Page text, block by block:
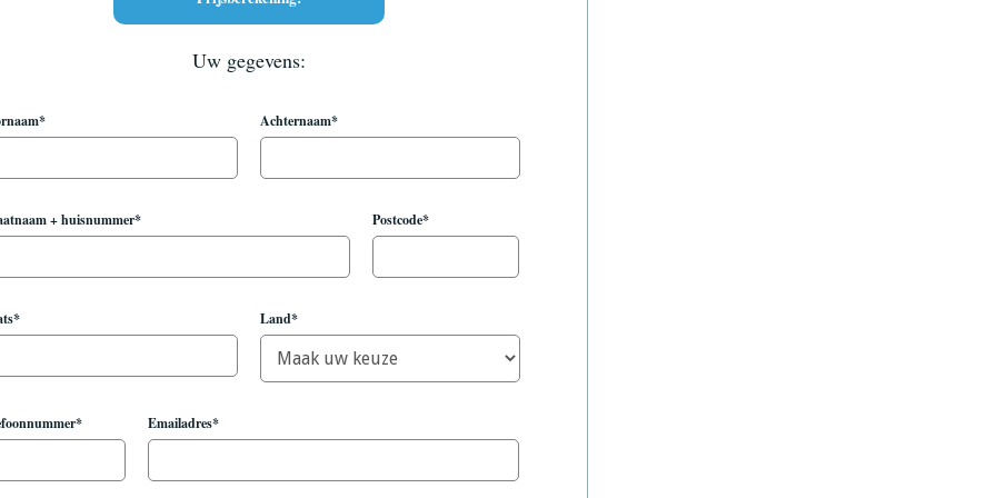
Uw gegevens:
Achternaam*
+ huisnummer* Postcode*
Land*
Emailadres*